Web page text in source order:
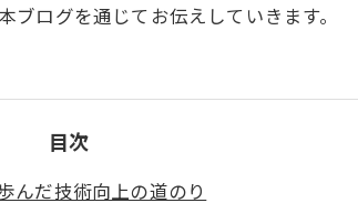
ログを通じてお伝えしていきます。
目次
んだ技術向上の道のり